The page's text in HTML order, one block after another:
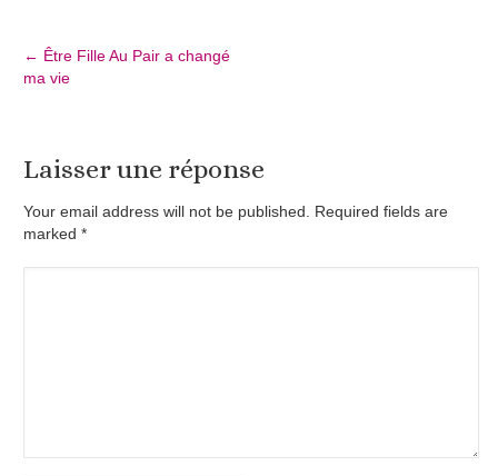
← Être Fille Au Pair a changé
ma vie
Laisser une réponse
Your email address will not be published. Required fields are
marked*